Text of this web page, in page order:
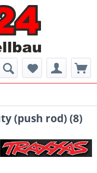
(push rod) (8)